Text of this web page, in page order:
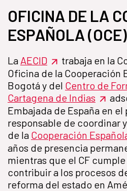
OFICINA DE LA
ESPAÑOLA (OCE)
La AECID
trabaja en la
Oficina de la Cooperación
Bogotá y del Centro de
Cartagena de Indias
Embajada de España en el
responsable de coordinar
de la Cooperación
años de presencia
mientras que el CF
contribuir a los procesos
reforma del estado en